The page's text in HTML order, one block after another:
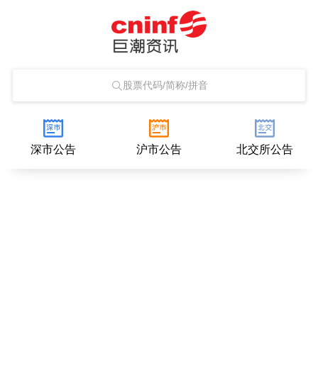
股票代码/简称/拼音
深市公告 沪市公告 北交所公告